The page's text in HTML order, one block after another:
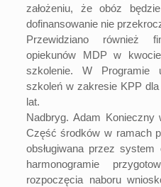
założeniu, że obóz
dofinansowanie nie
Przewidziano również
opiekunów MDP w
szkolenie. W Programie
szkoleń w zakresie KPP
lat.
Nadbryg. Adam Konieczny
Część środków w ramach
obsługiwana przez
harmonogramie
rozpoczęcia naboru